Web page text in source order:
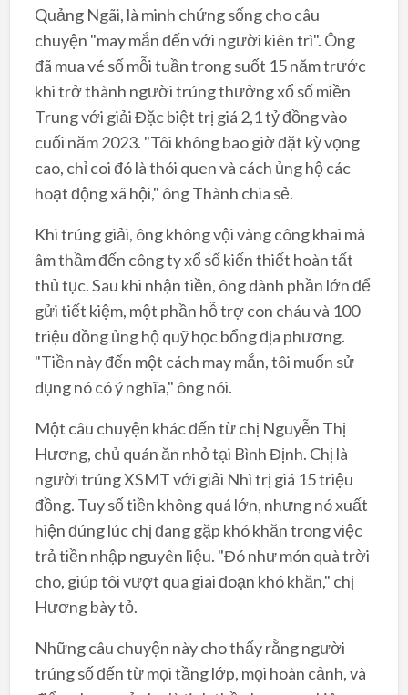
Quảng Ngãi, là minh chứng sống cho câu
chuyện "may mắn đến với người kiên trì". Ông
đã mua vé số mỗi tuần trong suốt 15 năm trước
khi trở thành người trúng thưởng xổ số miền
Trung với giải Đặc biệt trị giá 2,1 tỷ đồng vào
cuối năm 2023. "Tôi không bao giờ đặt kỳ vọng
cao, chỉ coi đó là thói quen và cách ủng hộ các
hoạt động xã hội," ông Thành chia sẻ.
Khi trúng giải, ông không vội vàng công khai mà
âm thầm đến công ty xổ số kiến thiết hoàn tất
thủ tục. Sau khi nhận tiền, ông dành phần lớn để
gửi tiết kiệm, một phần hỗ trợ con cháu và 100
triệu đồng ủng hộ quỹ học bổng địa phương.
"Tiền này đến một cách may mắn, tôi muốn sử
dụng nó có ý nghĩa," ông nói.
Một câu chuyện khác đến từ chị Nguyễn Thị
Hương, chủ quán ăn nhỏ tại Bình Định. Chị là
người trúng XSMT với giải Nhì trị giá 15 triệu
đồng. Tuy số tiền không quá lớn, nhưng nó xuất
hiện đúng lúc chị đang gặp khó khăn trong việc
trả tiền nhập nguyên liệu. "Đó như món quà trời
cho, giúp tôi vượt qua giai đoạn khó khăn," chị
Hương bày tỏ.
Những câu chuyện này cho thấy rằng người
trúng số đến từ mọi tầng lớp, mọi hoàn cảnh, và